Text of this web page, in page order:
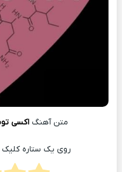
متن آهنگاکسی
روی یک ستاره کلیک